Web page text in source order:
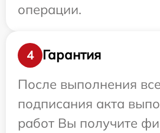
операции.
4
Гарантия
После выполнения
подписания акта
работ Вы получите